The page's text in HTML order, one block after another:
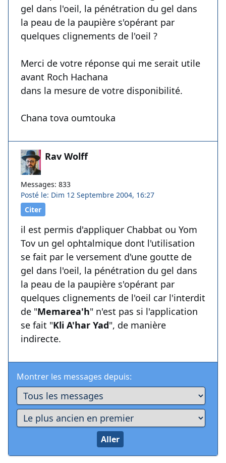
gel dans l'oeil, la pénétration du gel dans
la peau de la paupière s'opérant par
quelques clignements de l'oeil ?
Merci de votre réponse qui me serait utile
avant Roch Hachana
dans la mesure de votre disponibilité.
Chana tova oumtouka
Rav Wolff
Messages: 833
Posté le: Dim 12 Septembre 2004, 16:27
Citer
il est permis d'appliquer Chabbat ou Yom
Tov un gel ophtalmique dont l'utilisation
se fait par le versement d'une goutte de
gel dans l'oeil, la pénétration du gel dans
la peau de la paupière s'opérant par
quelques clignements de l'oeil car l'interdit
de "Memarea'h" n'est pas si l'application
se fait "Kli A'har Yad", de manière
indirecte.
Montrer les messages depuis: